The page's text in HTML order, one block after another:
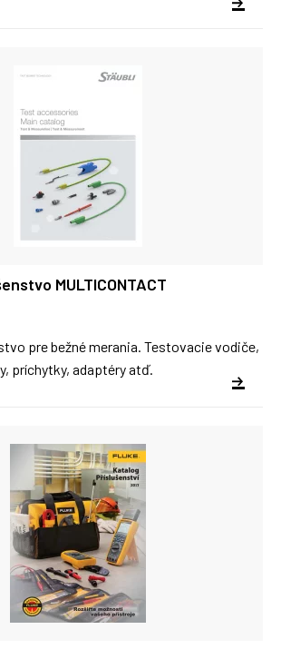
MULTICONTACT
pre bežné merania. Testovacie vodiče,
príchytky, adaptéry atď.